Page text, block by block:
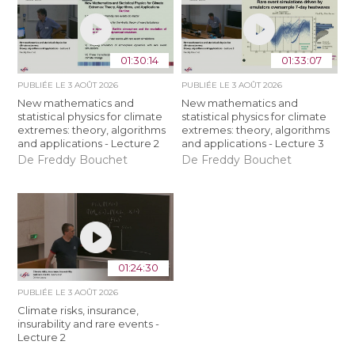
01:30:14
PUBLIÉE LE3 AOÛT 2026
New mathematics and
statistical physics for climate
extremes: theory, algorithms
and applications - Lecture 2
De Freddy Bouchet
01:33:07
PUBLIÉE LE 3 AOÛT 2026
New mathematics and
statistical physics for climate
extremes: theory, algorithms
and applications - Lecture 3
De Freddy Bouchet
01:24:30
PUBLIÉE LE3 AOÛT 2026
Climate risks, insurance,
insurability and rare events -
Lecture 2